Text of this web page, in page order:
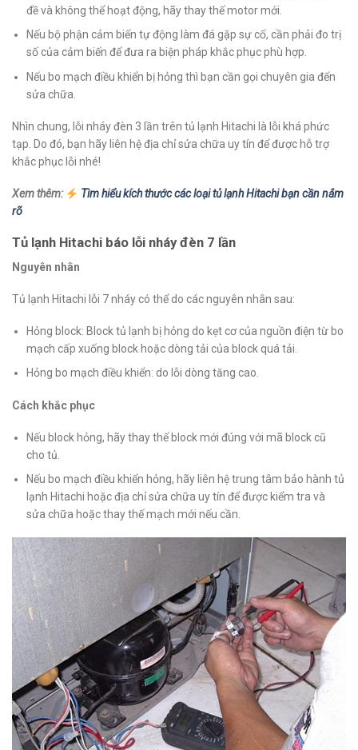
đề và không thể hoạt động, hãy thay thế motor mới.
Nếu bộ phận cảm biến tự động làm đá gặp sự cố, cần phải đo trị
số của cảm biến để đưa ra biện pháp khắc phục phù hợp.
Nếu bo mạch điều khiển bị hỏng thì bạn cần gọi chuyên gia đến
sửa chữa.
Nhìn chung, lỗi nháy đèn 3 lần trên tủ lạnh Hitachi là lỗi khá phức
tạp. Do đó, bạn hãy liên hệ địa chỉ sửa chữa uy tín để được hỗ trợ
khắc phục lỗi nhé!
Xem thêm:
Tìm hiểu kích thước các loại tủ lạnh Hitachi bạn cần nắm
rõ
Tủ lạnh Hitachi báo lỗi nháy đèn 7 lần
Nguyên nhân
Tủ lạnh Hitachi lỗi 7 nháy có thể do các nguyên nhân sau:
Hỏng block: Block tủ lạnh bị hỏng do kẹt cơ của nguồn điện từ bo
mạch cấp xuống block hoặc dòng tải của block quá tải.
Hỏng bo mạch điều khiển: do lỗi dòng tăng cao.
Cách khắc phục
Nếu block hỏng, hãy thay thế block mới đúng với mã block cũ
cho tủ.
Nếu bo mạch điều khiển hỏng, hãy liên hệ trung tâm bảo hành tủ
lạnh Hitachi hoặc địa chỉ sửa chữa uy tín để được kiểm tra và
sửa chữa hoặc thay thế mạch mới nếu cần.